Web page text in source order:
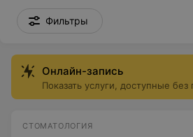
на четырех имплантах, во
импланта. Имеются
(профессиональная гигиена,
Фильтры
Онлайн-запись
Показать услуги, доступные
СТОМАТОЛОГИЯ